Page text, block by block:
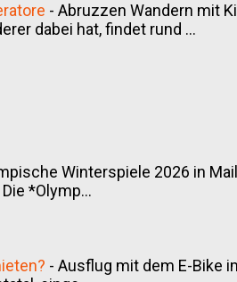
- Abruzzen Wandern mit
dabei hat, findet rund ...
Winterspiele 2026 in
*Olymp...
- Ausflug mit dem E-Bike